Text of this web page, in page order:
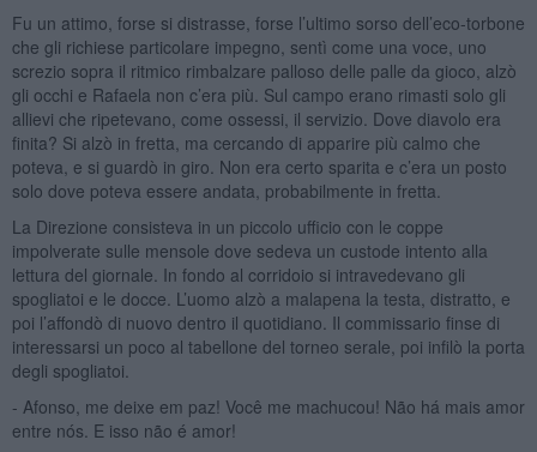
Fu un attimo, forse si distrasse, forse l’ultimo sorso dell’eco-torbone
che gli richiese particolare impegno, sentì come una voce, uno
screzio sopra il ritmico rimbalzare palloso delle palle da gioco, alzò
gli occhi e Rafaela non c’era più. Sul campo erano rimasti solo gli
allievi che ripetevano, come ossessi, il servizio. Dove diavolo era
finita? Si alzò in fretta, ma cercando di apparire più calmo che
poteva, e si guardò in giro. Non era certo sparita e c’era un posto
solo dove poteva essere andata, probabilmente in fretta.
La Direzione consisteva in un piccolo ufficio con le coppe
impolverate sulle mensole dove sedeva un custode intento alla
lettura del giornale. In fondo al corridoio si intravedevano gli
spogliatoi e le docce. L’uomo alzò a malapena la testa, distratto, e
poi l’affondò di nuovo dentro il quotidiano. Il commissario finse di
interessarsi un poco al tabellone del torneo serale, poi infilò la porta
degli spogliatoi.
- Afonso, me deixe em paz! Você me machucou! Não há mais amor
entre nós. E isso não é amor!